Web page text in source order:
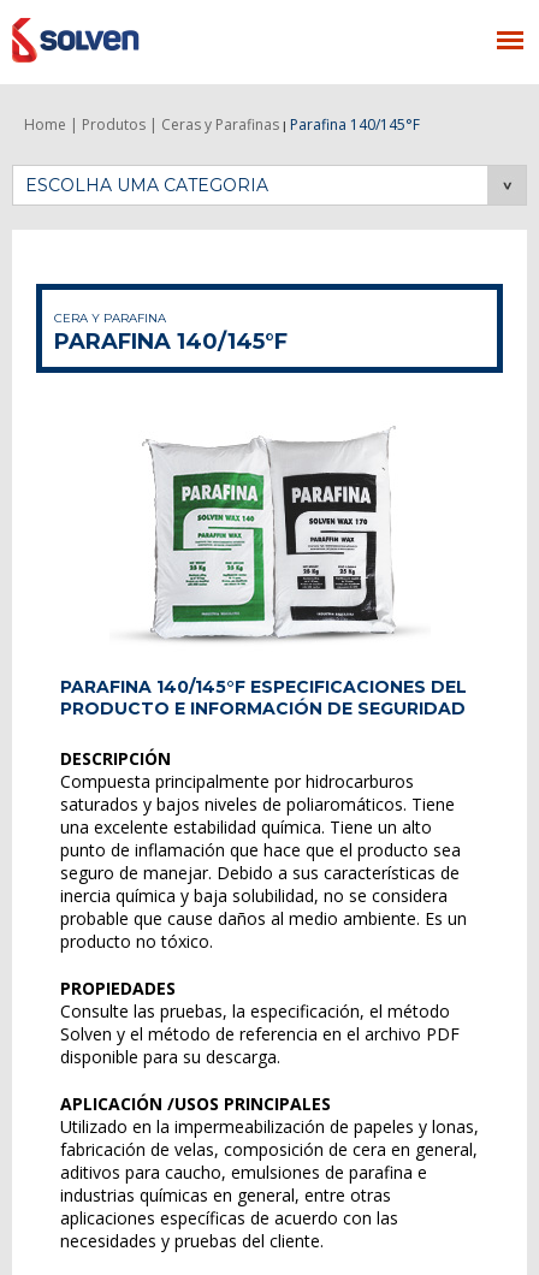
Home | Produtos | Ceras y Parafinas | Parafina 140/145°F
ESCOLHA UMA CATEGORIA
CERA Y PARAFINA
PARAFINA 140/145°F
PARAFINA 140/145°F ESPECIFICACIONES DEL
PRODUCTO E INFORMACIÓN DE SEGURIDAD
DESCRIPCIÓN
Compuesta principalmente por hidrocarburos
saturados y bajos niveles de poliaromáticos. Tiene
una excelente estabilidad química. Tiene un alto
punto de inflamación que hace que el producto sea
seguro de manejar. Debido a sus características de
inercia química y baja solubilidad, no se considera
probable que cause daños al medio ambiente. Es un
producto no tóxico.
PROPIEDADES
Consulte las pruebas, la especificación, el método
Solven y el método de referencia en el archivo PDF
disponible para su descarga.
APLICACIÓN /USOS PRINCIPALES
Utilizado en la impermeabilización de papeles y lonas,
fabricación de velas, composición de cera en general,
aditivos para caucho, emulsiones de parafina e
industrias químicas en general, entre otras
aplicaciones específicas de acuerdo con las
necesidades y pruebas del cliente.